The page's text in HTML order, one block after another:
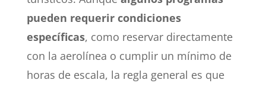
pueden requerir condiciones
específicas, como reservar directamente
con la aerolínea o cumplir un mínimo de
horas de escala, la regla general es que